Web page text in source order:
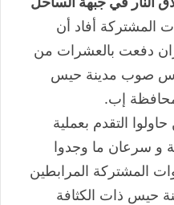
المشتركة أفاد أن
دفعت بالعشرات من
صوب مدينة حيس
إب.
التقدم بعملية
و سرعان ما وجدوا
المشتركة المرابطين
حيس ذات الكثافة